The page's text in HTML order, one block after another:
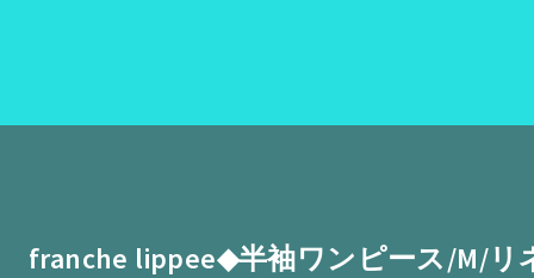
franche lippee◆半袖ワンピース/M/リ